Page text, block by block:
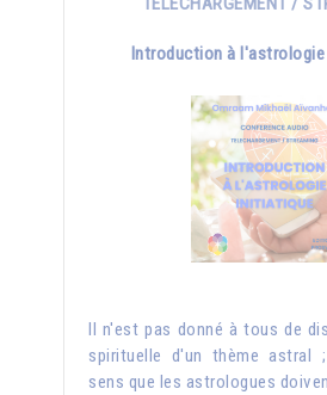
Introduction à
Il n'est pas donné à tous de
spirituelle d'un thème astral
sens que les astrologues